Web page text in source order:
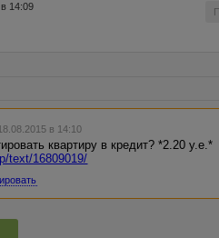
14:09
в 14:10
квартиру в кредит? *2.20 у.е.*
text/16809019/